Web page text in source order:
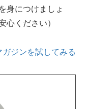
身につけましょ
心ください）
ジンを試してみる